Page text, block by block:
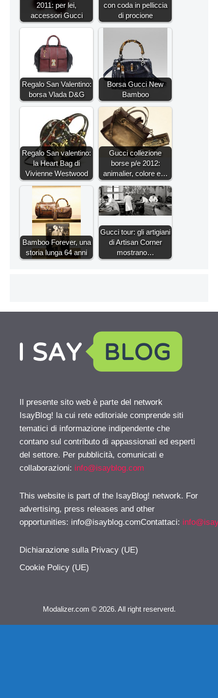
2011: per lei,
accessori Gucci
con coda in pelliccia
di procione
Regalo San Valentino:
borsa Vlada D&G
Borsa Gucci New
Bamboo
Regalo San valentino:
la Heart Bag di
Vivienne Westwood
Gucci collezione
borse p/e 2012:
animalier, colore e…
Bamboo Forever, una
storia lunga 64 anni
Gucci tour: gli artigiani
di Artisan Corner
mostrano…
Il presente sito web è parte del network
IsayBlog! la cui rete editoriale comprende siti
tematici di informazione indipendente che
contano sul contributo di appassionati ed esperti
del settore. Per pubblicità, comunicati e
collaborazioni: info@isayblog.com
This website is part of the IsayBlog! network. For
advertising, press releases and other
opportunities: info@isayblog.comContattaci:
Dichiarazione sulla Privacy (UE)
Cookie Policy (UE)
Modalizer.com © 2026. All right reserverd.